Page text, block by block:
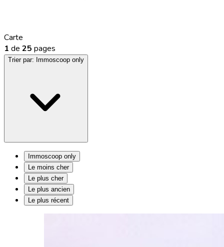
Carte
1 de 25 pages
Trier par: Immoscoop only
Immoscoop only
Le moins cher
Le plus cher
Le plus ancien
Le plus récent